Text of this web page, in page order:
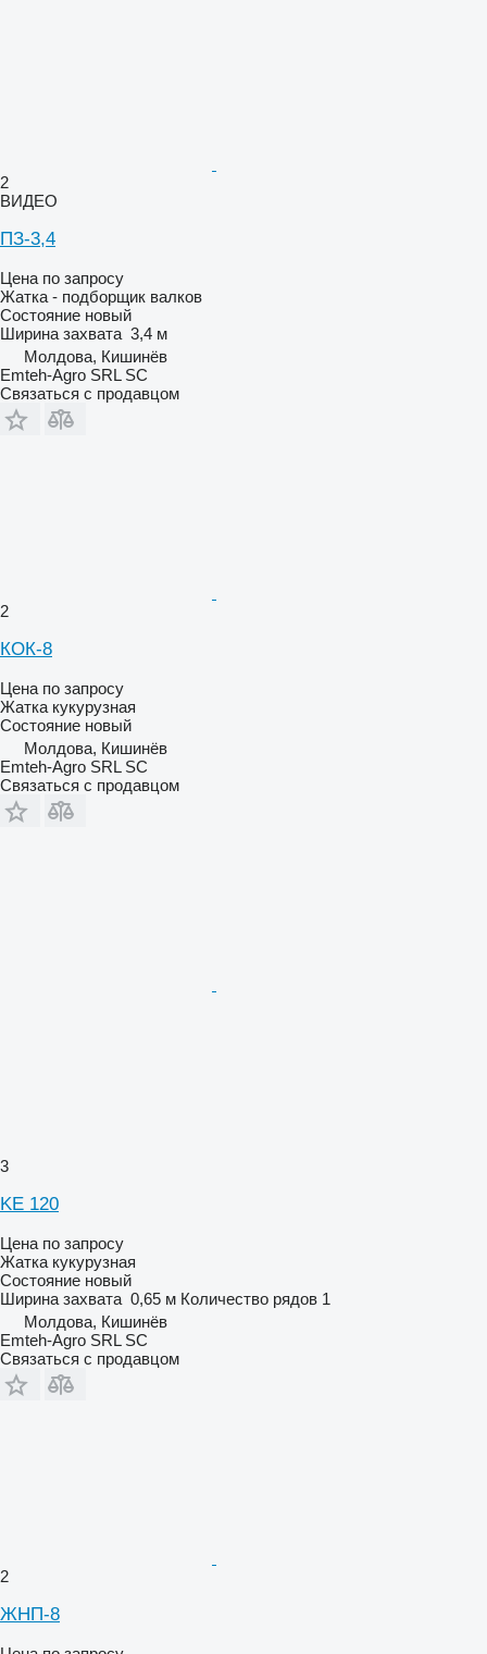
2
ВИДЕО
ПЗ-3,4
Цена по запросу
Жатка - подборщик валков
Состояние новый
Ширина захвата 3,4 м
Молдова, Кишинёв
Emteh-Agro SRL SC
Связаться с продавцом
2
КОК-8
Цена по запросу
Жатка кукурузная
Состояние новый
Молдова, Кишинёв
Emteh-Agro SRL SC
Связаться с продавцом
3
KE 120
Цена по запросу
Жатка кукурузная
Состояние новый
Ширина захвата 0,65 м Количество рядов 1
Молдова, Кишинёв
Emteh-Agro SRL SC
Связаться с продавцом
2
ЖНП-8